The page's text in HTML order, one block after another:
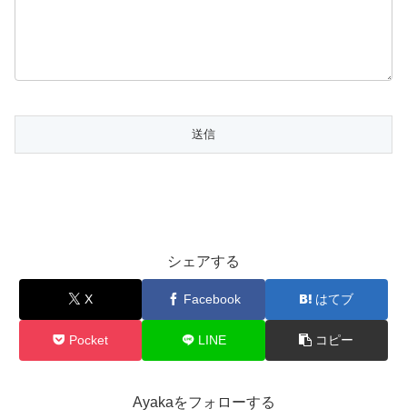
シェアする
X Facebook はてブ
Pocket LINE コピー
Ayakaをフォローする